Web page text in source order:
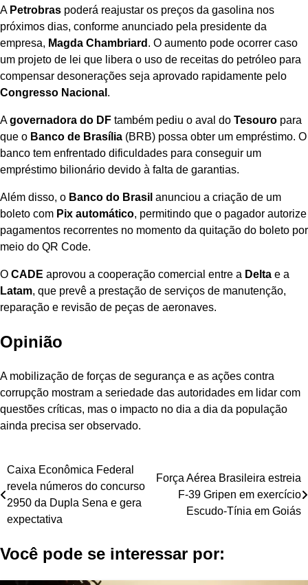
A Petrobras poderá reajustar os preços da gasolina nos
próximos dias, conforme anunciado pela presidente da
empresa, Magda Chambriard . O aumento pode ocorrer caso
um projeto de lei que libera o uso de receitas do petróleo para
compensar desonerações seja aprovado rapidamente pelo
Congresso Nacional .
Agovernadora do DF também pediu o aval do Tesouro para
que o Banco de Brasília (BRB) possa obter um empréstimo. O
banco tem enfrentado dificuldades para conseguir um
empréstimo bilionário devido à falta de garantias.
Além disso, o Banco do Brasil anunciou a criação de um
boleto com Pix automático, permitindo que o pagador autorize
pagamentos recorrentes no momento da quitação do boleto por
meio do QR Code.
O CADE aprovou a cooperação comercial entre a Delta e a
Latam, que prevê a prestação de serviços de manutenção,
reparação e revisão de peças de aeronaves.
Opinião
A mobilização de forças de segurança e as ações contra
corrupção mostram a seriedade das autoridades em lidar com
questões críticas, mas o impacto no dia a dia da população
ainda precisa ser observado.
Navegação
de
Post
Caixa Econômica Federal
revela números do concurso
2950 da Dupla Sena e gera
expectativa
Força Aérea Brasileira estreia
F-39 Gripen em exercício
Escudo-Tínia em Goiás
Você pode se interessar por: